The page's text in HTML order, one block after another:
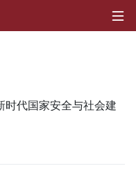
时代国家安全与社会建